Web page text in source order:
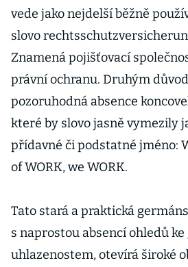
vede jako nejdelší běžně
slovo
Znamená pojišťovací
právní ochranu. Druhým
pozoruhodná absence
které by slovo jasně vymezily
přídavné či podstatné jméno:
of WORK, we WORK.
Tato stará a praktická
s naprostou absencí ohledů
uhlazenostem, otevírá široké